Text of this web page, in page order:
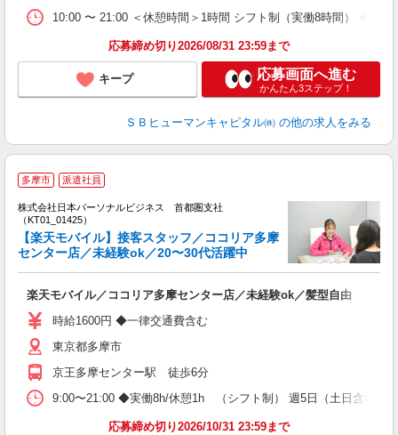
10:00 〜 21:00 ＜休憩時間＞1時間 シフト制（実働8時間） ※営
応募締め切り2026/08/31 23:59まで
キープ 応募画面へ進む
かんたん3ステップ！
ＳＢヒューマンキャピタル㈱ の他の求人をみる
多摩市 派遣社員
株式会社日本パーソナルビジネス 首都圏支社
（KT01_01425）
【楽天モバイル】接客スタッフ／ココリア多摩
センター店／未経験ok／20〜30代活躍中
楽天モバイル／ココリア多摩センター店／未経験ok／髪型自由
時給1600円 ◆一律交通費含む
東京都多摩市
京王多摩センター駅 徒歩6分
9:00〜21:00 ◆実働8h/休憩1h （シフト制） 週5日（土日含む）
応募締め切り2026/10/31 23:59まで